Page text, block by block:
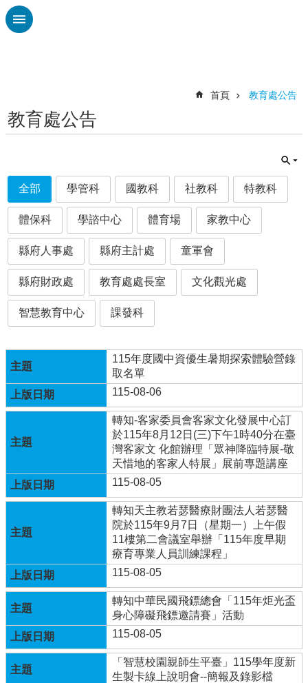
跳到主要內容區塊
認
校
刊
專
欄
校
園
動
態
政
處
課
區
校
務
E
學
相
關
頁
學
校
相
首頁 教育處公告
教育處公告
全部 學管科 國教科 社教科 特教科
體保科 學諮中心 體育場 家教中心
縣府人事處 縣府主計處 童軍會
縣府財政處 教育處處長室 文化觀光處
智慧教育中心 課發科
115年度國中資優生暑期探索體驗營錄
取名單
115-08-06
轉知-客家委員會客家文化發展中心訂
於115年8月12日(三)下午1時40分在臺
灣客家文 化館辦理「眾神降臨特展-敬
天惜地的客家人特展」展前專題講座
115-08-05
轉知天主教若瑟醫療財團法人若瑟醫
院於115年9月7日（星期一）上午假
11樓第二會議室舉辦「115年度早期
療育專業人員訓練課程」
115-08-05
轉知中華民國飛鏢總會「115年炬光盃
身心障礙飛鏢邀請賽」活動
115-08-05
「智慧校園親師生平臺」115學年度新
生製卡線上說明會--簡報及錄影檔